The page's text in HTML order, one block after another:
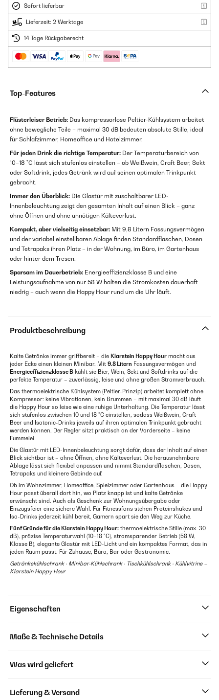
Sofort lieferbar
Lieferzeit: 2 Werktage
14 Tage Rückgaberecht
Top-Features
Flüsterleiser Betrieb: Das kompressorlose Peltier-Kühlsystem arbeitet
ohne bewegliche Teile – maximal 30 dB bedeuten absolute Stille, ideal
für Schlafzimmer, Homeoffice und Hotelzimmer.
Für jeden Drink die richtige Temperatur: Der Temperaturbereich von
10–18 °C lässt sich stufenlos einstellen – ob Weißwein, Craft Beer, Sekt
oder Softdrink, jedes Getränk wird auf seinen optimalen Trinkpunkt
gebracht.
Immer den Überblick: Die Glastür mit zuschaltbarer LED-
Innenbeleuchtung zeigt den gesamten Inhalt auf einen Blick – ganz
ohne Öffnen und ohne unnötigen Kälteverlust.
Kompakt, aber vielseitig einsetzbar: Mit 9,8 Litern Fassungsvermögen
und der variabel einstellbaren Ablage finden Standardflaschen, Dosen
und Tetrapaks ihren Platz – in der Wohnung, im Büro, im Gartenhaus
oder hinter dem Tresen.
Sparsam im Dauerbetrieb: Energieeffizienzklasse B und eine
Leistungsaufnahme von nur 58 W halten die Stromkosten dauerhaft
niedrig – auch wenn die Happy Hour rund um die Uhr läuft.
Produktbeschreibung
Kalte Getränke immer griffbereit – die Klarstein Happy Hour macht aus
jeder Ecke einen kleinen Minibar. Mit 9.8 Litern Fassungsvermögen und
Energieeffizienzklasse B kühlt sie Bier, Wein, Sekt und Softdrinks auf die
perfekte Temperatur – zuverlässig, leise und ohne großen Stromverbrauch.
Das thermoelektrische Kühlsystem (Peltier-Prinzip) arbeitet komplett ohne
Kompressor: keine Vibrationen, kein Brummen – mit maximal 30 dB läuft
die Happy Hour so leise wie eine ruhige Unterhaltung. Die Temperatur lässt
sich stufenlos zwischen 10 und 18 °C einstellen, sodass Weißwein, Craft
Beer und Isotonic-Drinks jeweils auf ihren optimalen Trinkpunkt gebracht
werden können. Der Regler sitzt praktisch an der Vorderseite – keine
Fummelei.
Die Glastür mit LED-Innenbeleuchtung sorgt dafür, dass der Inhalt auf einen
Blick sichtbar ist – ohne Öffnen, ohne Kälteverlust. Die herausnehmbare
Ablage lässt sich flexibel anpassen und nimmt Standardflaschen, Dosen,
Tetrapaks und kleinere Gebinde auf.
Ob im Wohnzimmer, Homeoffice, Spielzimmer oder Gartenhaus – die Happy
Hour passt überall dort hin, wo Platz knapp ist und kalte Getränke
erwünscht sind. Auch als Geschenk zur Wohnungsübergabe oder
Einzugsfeier eine sichere Wahl. Für Fitnessfans stehen Proteinshakes und
Iso-Drinks jederzeit kühl bereit, Gamern spart sie den Weg zur Küche.
Fünf Gründe für die Klarstein Happy Hour: thermoelektrische Stille (max. 30
dB), präzise Temperaturwahl (10–18 °C), stromsparender Betrieb (58 W,
Klasse B), elegante Glastür mit LED-Licht und ein kompaktes Format, das in
jeden Raum passt. Für Zuhause, Büro, Bar oder Gastronomie.
Getränkekühlschrank · Minibar-Kühlschrank · Tischkühlschrank · Kühlvitrine –
Klarstein Happy Hour
Eigenschaften
Maße & Technische Details
Was wird geliefert
Lieferung & Versand